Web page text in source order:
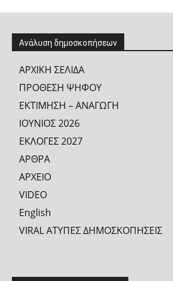
Ανάλυση δημοσκοπήσεων
ΑΡΧΙΚΗ ΣΕΛΙΔΑ
ΠΡΟΘΕΣΗ ΨΗΦΟΥ
ΕΚΤΙΜΗΣΗ – ΑΝΑΓΩΓΗ
ΙΟΥΝΙΟΣ 2026
ΕΚΛΟΓΕΣ 2027
ΑΡΘΡΑ
ΑΡΧΕΙΟ
VIDEO
English
VIRAL ΑΤΥΠΕΣ ΔΗΜΟΣΚΟΠΗΣΕΙΣ